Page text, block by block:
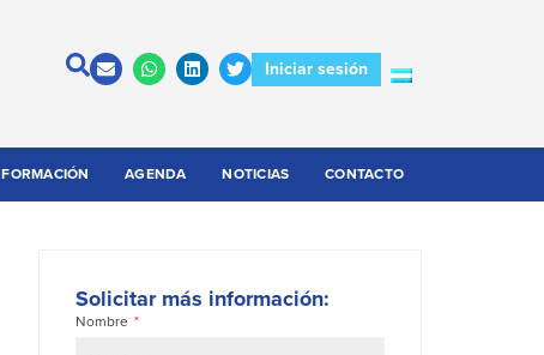
Iniciar sesión
AGENDA NOTICIAS CONTACTO
Solicitar más información:
Nombre